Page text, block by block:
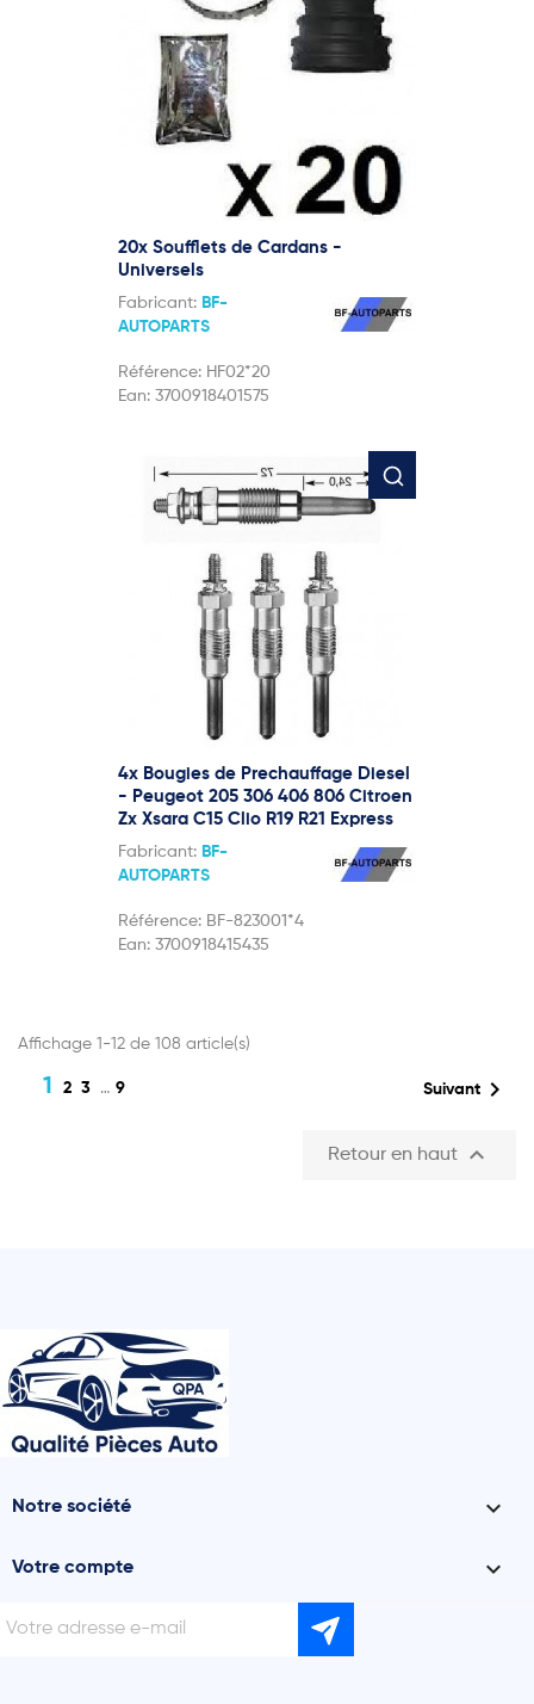
20x Soufflets de Cardans -
Universels
Fabricant: BF-
AUTOPARTS
Référence: HF02*20
Ean: 3700918401575
4x Bougies de Prechauffage Diesel
- Peugeot 205 306 406 806 Citroen
Zx Xsara C15 Clio R19 R21 Express
Fabricant: BF-
AUTOPARTS
Référence: BF-823001*4
Ean: 3700918415435
Affichage 1-12 de 108 article(s)
1 2 3 … 9 Suivant 
Retour en haut 
Notre société 
Votre compte 